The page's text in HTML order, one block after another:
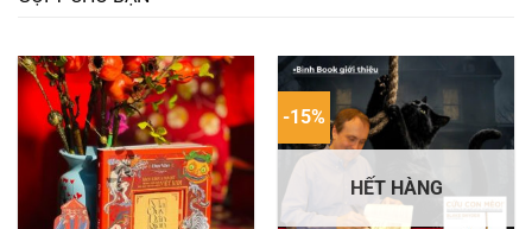
-15%
HẾT HÀNG